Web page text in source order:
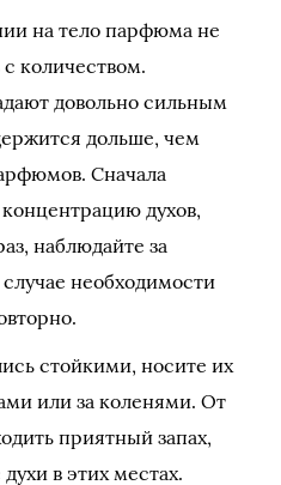
на тело парфюма не
с количеством.
довольно сильным
дольше, чем
Сначала
духов,
наблюдайте за
необходимости
стойкими, носите их
или за коленями. От
приятный запах,
в этих местах.